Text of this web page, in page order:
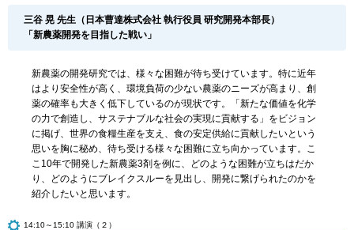
三谷 晃 先生（日本曹達株式会社 執行役員 研究開発本部長）
「新農薬開発を目指した戦い」
新農薬の開発研究では、様々な困難が待ち受けています。特に近年
はより安全性が高く、環境負荷の少ない農薬のニーズが高まり、創
薬の確率も大きく低下しているのが現状です。「新たな価値を化学
の力で創造し、サステナブルな社会の実現に貢献する」をビジョン
に掲げ、世界の食糧生産を支え、食の安定供給に貢献したいという
思いを胸に秘め、待ち受ける様々な困難に立ち向かっています。こ
こ10年で開発した新農薬3剤を例に、どのような困難が立ちはだか
り、どのようにブレイクスルーを見出し、開発に繋げられたのかを
紹介したいと思います。
14:10～15:10 講演（２）